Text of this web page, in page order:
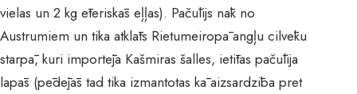
vielas un 2 kg ēteriskās eļļas). Pačūlijs nāk no
Austrumiem un tika atklāts Rietumeiropā angļu cilvēku
starpā, kuri importēja Kašmiras šalles, ietītas pačūlija
lapās (pēdējās tad tika izmantotas kā aizsardzība pret